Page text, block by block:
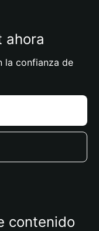
ahora
la confianza de
contenido